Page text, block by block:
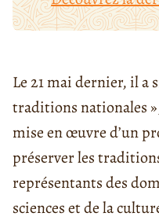
Le 21 mai dernier, il a
traditions nationales
mise en œuvre d’un
préserver les
représentants des
sciences et de la